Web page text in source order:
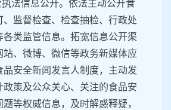
法信息公开。依法主动公开食
、监督检查、检查抽检、行政处
各类监管信息。拓宽信息公开渠
站、微博、微信等政务新媒体应
品安全新闻发言人制度，主动发
政策及公众关心、关注的食品安
等权威信息，及时解惑释疑，